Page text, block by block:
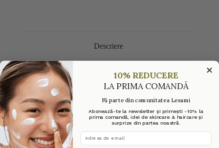
Descriere
Informații suplimentare
Recenzii (0)
10% REDUCERE
LA PRIMA COMANDĂ
Fă parte din comunitatea Lesami
Abonează-te la newsletter și primești -10% la
prima comandă, idei de skincare & haircare și
surprize din partea noastră.
adresa de email